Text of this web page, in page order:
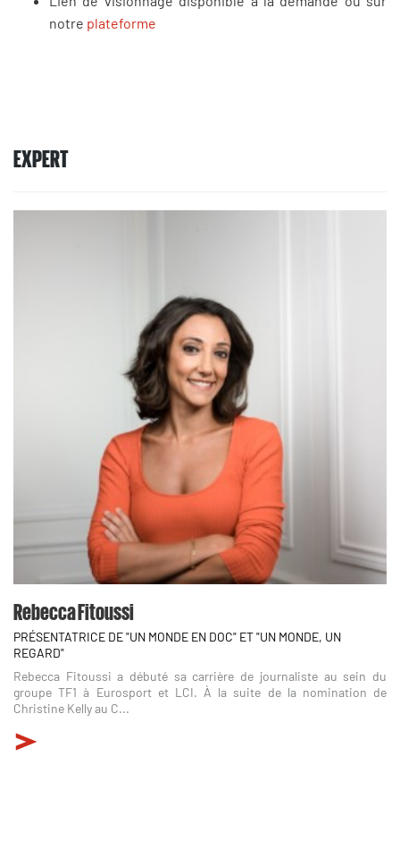
notre plateforme
EXPERT
Rebecca Fitoussi
PRÉSENTATRICE DE "UN MONDE EN DOC" ET "UN MONDE, UN
REGARD"
Rebecca Fitoussi a débuté sa carrière de journaliste au sein du
groupe TF1 à Eurosport et LCI. À la suite de la nomination de
Christine Kelly au C...